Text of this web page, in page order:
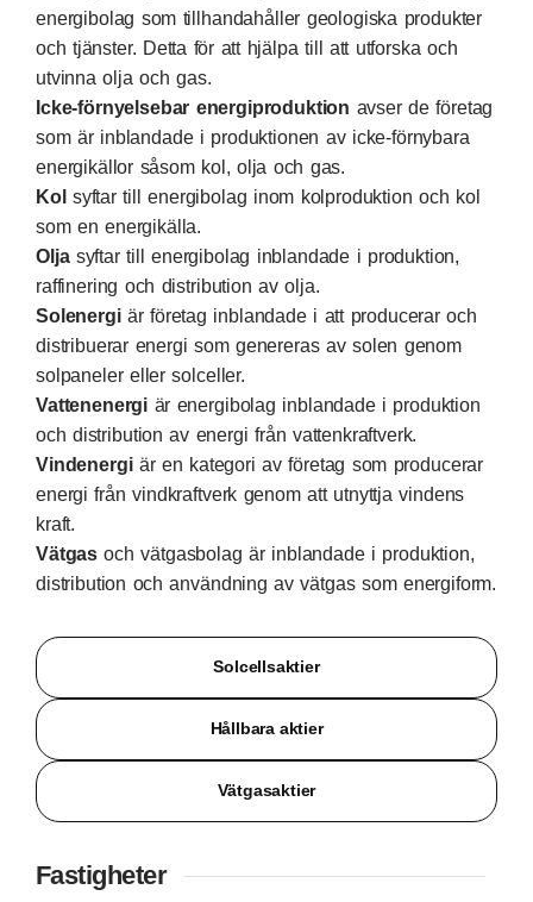
energibolag som tillhandahåller geologiska produkter
och tjänster. Detta för att hjälpa till att utforska och
utvinna olja och gas.
Icke-förnyelsebar energiproduktion avser de företag
som är inblandade i produktionen av icke-förnybara
energikällor såsom kol, olja och gas.
Kol syftar till energibolag inom kolproduktion och kol
som en energikälla.
Olja syftar till energibolag inblandade i produktion,
raffinering och distribution av olja.
Solenergiär företag inblandade i att producerar och
distribuerar energi som genereras av solen genom
solpaneler eller solceller.
Vattenenergi är energibolag inblandade i produktion
och distribution av energi från vattenkraftverk.
Vindenergi är en kategori av företag som producerar
energi från vindkraftverk genom att utnyttja vindens
kraft.
Vätgasoch vätgasbolag är inblandade i produktion,
distribution och användning av vätgas som energiform.
Solcellsaktier
Hållbara aktier
Vätgasaktier
Fastigheter